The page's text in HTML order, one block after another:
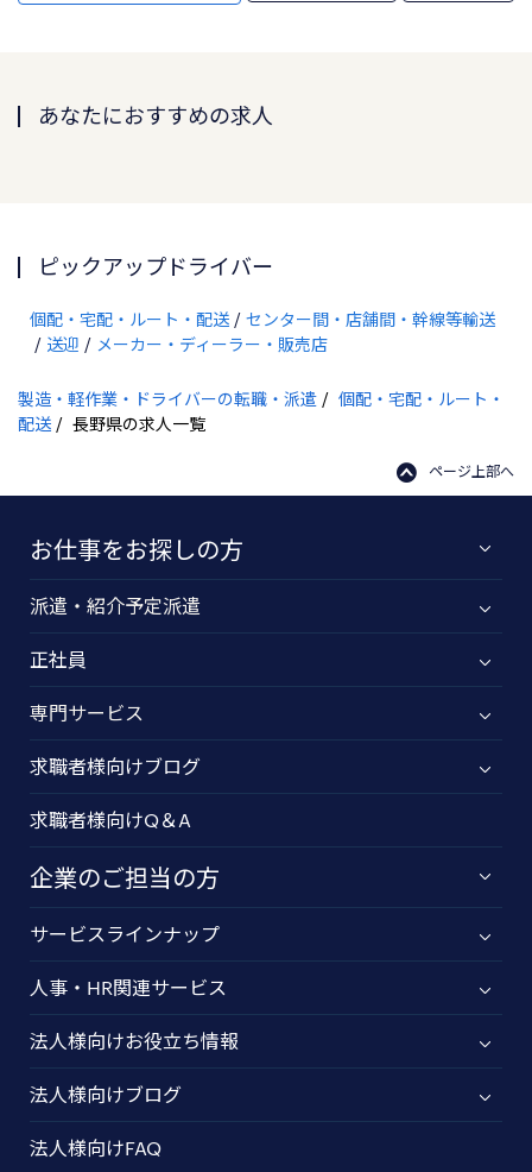
あなたにおすすめの求人
ピックアップドライバー
個配・宅配・ルート・配送
センター間・店舗間・幹線等輸送
送迎
メーカー・ディーラー・販売店
製造・軽作業・ドライバーの転職・派遣
個配・宅配・ルート・
配送
長野県の求人一覧
ページ上部へ
お仕事をお探しの方
派遣・紹介予定派遣
正社員
専門サービス
求職者様向けブログ
求職者様向けQ＆A
企業のご担当の方
サービスラインナップ
人事・HR関連サービス
法人様向けお役立ち情報
法人様向けブログ
法人様向けFAQ